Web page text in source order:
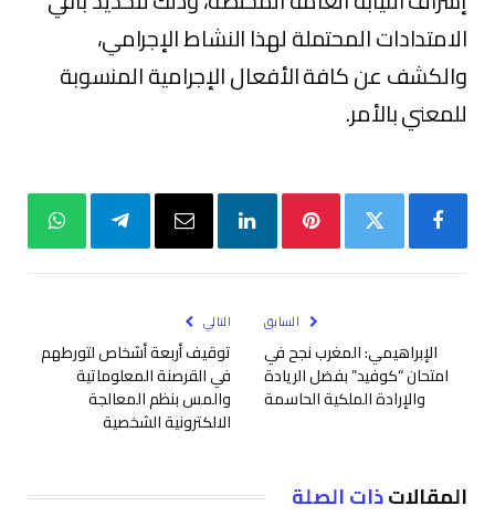
الامتدادات المحتملة لهذا النشاط الإجرامي،
والكشف عن كافة الأفعال الإجرامية المنسوبة
للمعني بالأمر.
السابق
الإبراهيمي: المغرب نجح في
امتحان “كوفيد” بفضل الريادة
والإرادة الملكية الحاسمة
التالي
توقيف أربعة أشخاص لتورطهم
في القرصنة المعلوماتية
والمس بنظم المعالجة
الالكترونية الشخصية
المقالاتذات الصلة